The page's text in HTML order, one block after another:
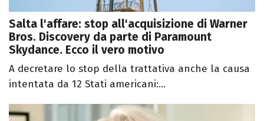
Salta l'affare: stop all'acquisizione di Warner
Bros. Discovery da parte di Paramount
Skydance. Ecco il vero motivo
A decretare lo stop della trattativa anche la causa
intentata da 12 Stati americani:...